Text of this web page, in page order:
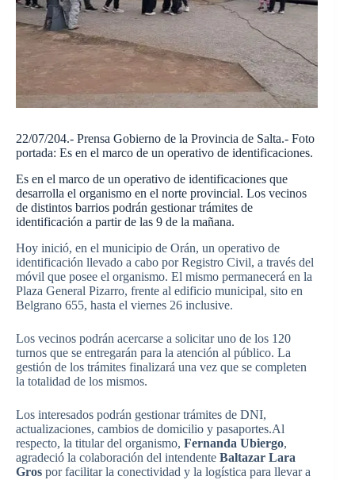
22/07/204.- Prensa Gobierno de la Provincia de Salta.- Foto
portada: Es en el marco de un operativo de identificaciones.
Es en el marco de un operativo de identificaciones que
desarrolla el organismo en el norte provincial. Los vecinos
de distintos barrios podrán gestionar trámites de
identificación a partir de las 9 de la mañana.
Hoy inició, en el municipio de Orán, un operativo de
identificación llevado a cabo por Registro Civil, a través del
móvil que posee el organismo. El mismo permanecerá en la
Plaza General Pizarro, frente al edificio municipal, sito en
Belgrano 655, hasta el viernes 26 inclusive.
Los vecinos podrán acercarse a solicitar uno de los 120
turnos que se entregarán para la atención al público. La
gestión de los trámites finalizará una vez que se completen
la totalidad de los mismos.
Los interesados podrán gestionar trámites de DNI,
actualizaciones, cambios de domicilio y pasaportes.Al
respecto, la titular del organismo, Fernanda Ubiergo,
agradeció la colaboración del intendente Baltazar Lara
Gros por facilitar la conectividad y la logística para llevar a